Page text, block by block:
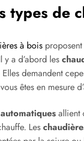
types de
à bois
y a d’abord les
demandent
êtes en mesure
allient
Les